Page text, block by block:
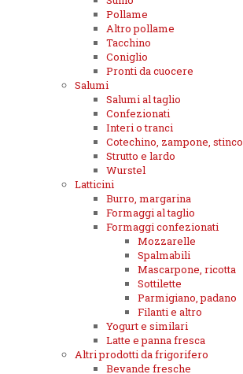
Pollame
Altro pollame
Tacchino
Coniglio
Pronti da cuocere
Salumi
Salumi al taglio
Confezionati
Interi o tranci
Cotechino, zampone, stinco
Strutto e lardo
Wurstel
Latticini
Burro, margarina
Formaggi al taglio
Formaggi confezionati
Mozzarelle
Spalmabili
Mascarpone, ricotta
Sottilette
Parmigiano, padano
Filanti e altro
Yogurt e similari
Latte e panna fresca
Altri prodotti da frigorifero
Bevande fresche